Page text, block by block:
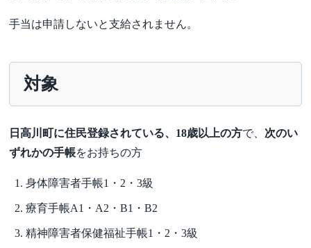
手当は申請しないと支給されません。
対象
日高川町に住民登録されている、18歳以上の方で、 次のい
ずれかの手帳をお持ちの方
身体障害者手帳1・2・3級
療育手帳A1・A2・B1・B2
精神障害者保健福祉手帳1・2・3級